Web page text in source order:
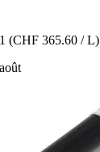
(CHF 365.60 / L)